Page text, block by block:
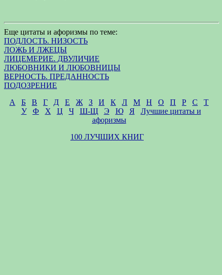
Еще цитаты и афоризмы по теме:
ПОДЛОСТЬ. НИЗОСТЬ
ЛОЖЬ И ЛЖЕЦЫ
ЛИЦЕМЕРИЕ. ДВУЛИЧИЕ
ЛЮБОВНИКИ И ЛЮБОВНИЦЫ
ВЕРНОСТЬ. ПРЕДАННОСТЬ
ПОДОЗРЕНИЕ
А
Б В Г Д Е Ж З И К Л М Н О П Р С
Т
У
Ф Х Ц Ч Ш-Щ Э Ю Я
Лучшие цитаты и
афоризмы
100 ЛУЧШИХ КНИГ